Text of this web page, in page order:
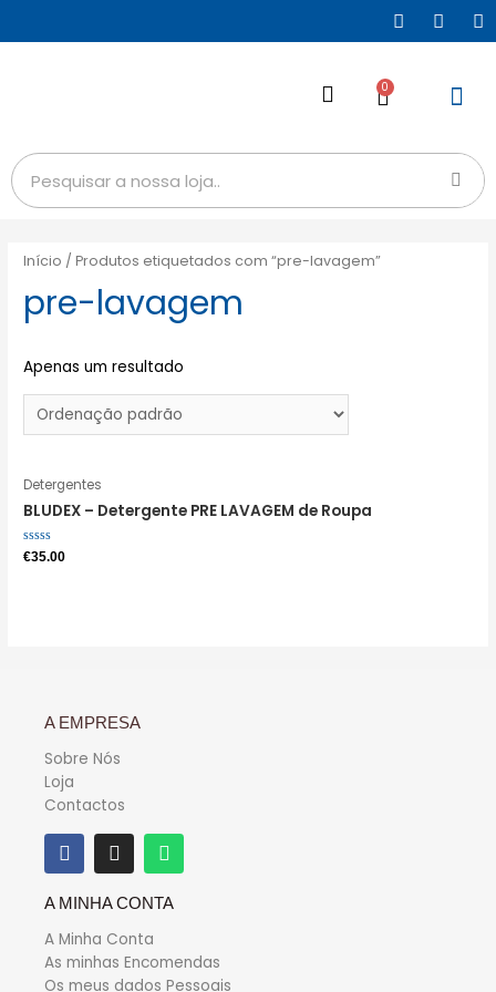
0
Início / Produtos etiquetados com “pre-lavagem”
pre-lavagem
Apenas um resultado
Detergentes
BLUDEX – Detergente PRE LAVAGEM de Roupa
Avaliação
€35.00
A EMPRESA
Sobre Nós
Loja
Contactos
A MINHA CONTA
A Minha Conta
As minhas Encomendas
Os meus dados Pessoais